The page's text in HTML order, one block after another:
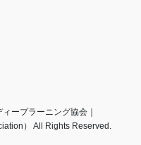
ープラーニング協会｜
） All Rights Reserved.